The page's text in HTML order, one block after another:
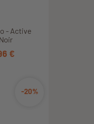
- Active
€
-20%